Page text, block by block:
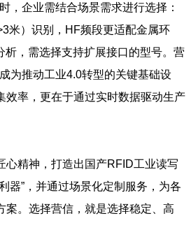
，企业需结合场景需求进行选择：
米）识别，HF频段更适配金属环
析，需选择支持扩展接口的型号。营
为推动工业4.0转型的关键基础设
效率，更在于通过实时数据驱动生产
心精神，打造出国产RFID工业读写
器”，并通过场景化定制服务，为各
案。选择营信，就是选择稳定、高